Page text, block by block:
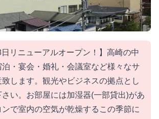
日リニューアルオープン！】高崎の中
・宴会・婚礼・会議室など様々なサ
します。観光やビジネスの拠点とし
い。お部屋には加湿器(一部貸出)があ
で室内の空気が乾燥するこの季節に